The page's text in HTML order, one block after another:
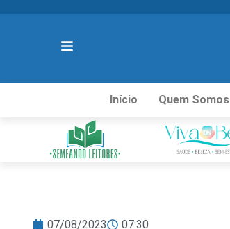
Início Quem Somos
07/08/2023 07:30